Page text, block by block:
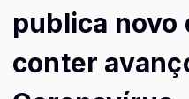
publica novo
conter